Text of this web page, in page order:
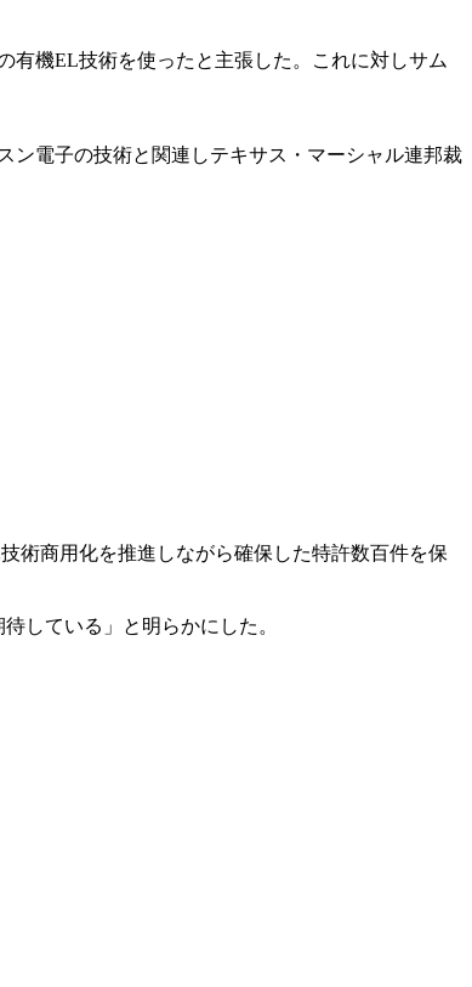
有機EL技術を使ったと主張した。これに対しサム
ン電子の技術と関連しテキサス・マーシャル連邦裁
術商用化を推進しながら確保した特許数百件を保
している」と明らかにした。